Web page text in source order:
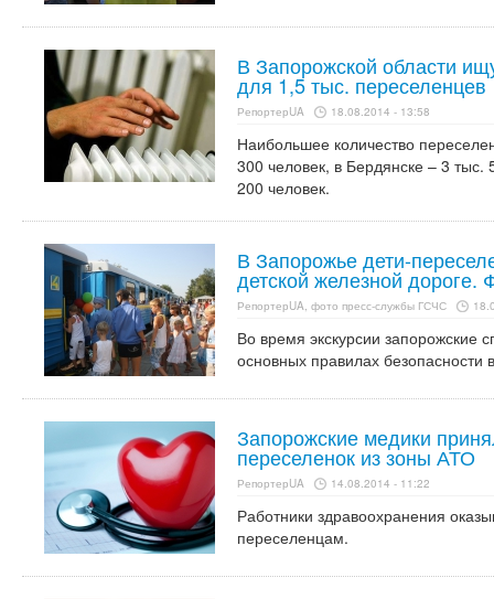
В Запорожской области
для 1,5 тыс. переселенцев
РепортерUA 18.08.2014 - 13:58
Наибольшее количество
300 человек, в Бердянске – 3
200 человек.
В Запорожье дети-
детской железной дороге.
РепортерUA, фото пресс-службы ГСЧС
Во время экскурсии запорожские
основных правилах
Запорожские медики
переселенок из зоны АТО
РепортерUA 14.08.2014 - 11:22
Работники здравоохранения
переселенцам.